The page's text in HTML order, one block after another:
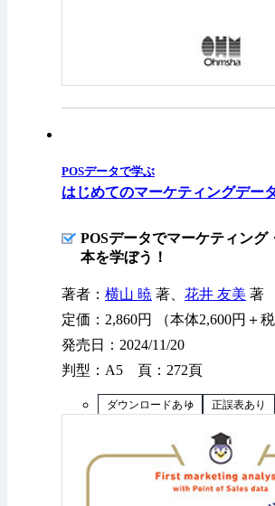
POSデータで学ぶ
はじめてのマーケティングデー
POSデータでマーケティング
本を学ぼう！
著者： 横山 暁 著、 花井 友美 著
定価：2,860円 （本体2,600円＋税
発売日：2024/11/20
判型：A5 頁：272頁
ダウンロードあり 正誤表あり